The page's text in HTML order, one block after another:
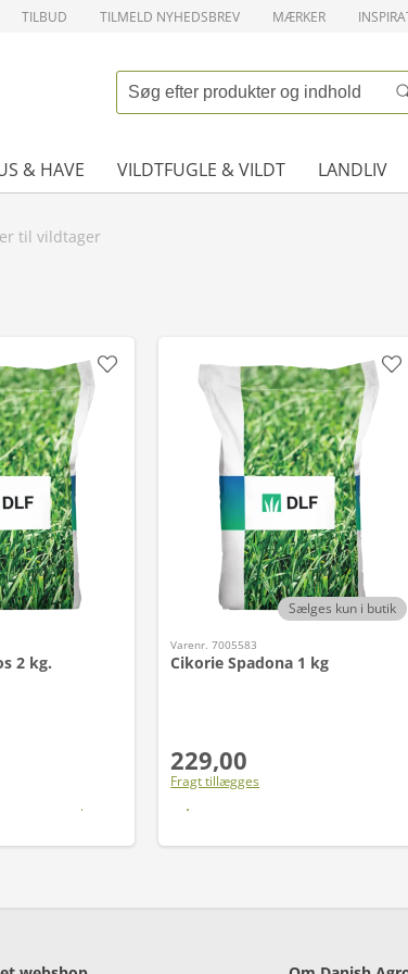
TILBUD TILMELD NYHEDSBREV MÆRKER
& HAVE VILDTFUGLE & VILDT LANDLIV
til vildtager
2 kg.
Sælges kun i butik
Varenr. 7005583
Cikorie Spadona 1 kg
229,00
Fragt tillægges